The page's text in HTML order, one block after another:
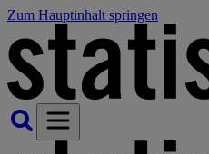
Zum Hauptinhalt springen